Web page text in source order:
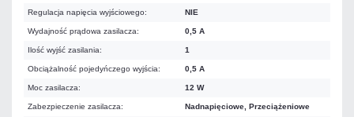
Regulacja napięcia wyjściowego: NIE
Wydajność prądowa zasilacza: 0,5 A
Ilość wyjść zasilania: 1
Obciążalność pojedyńczego wyjścia: 0,5 A
Moc zasilacza: 12 W
Zabezpieczenie zasilacza: Nadnapięciowe, Przeciążeniowe